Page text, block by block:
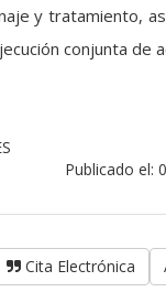
y tratamiento,
conjunta de
Publicado el:
Cita Electrónica